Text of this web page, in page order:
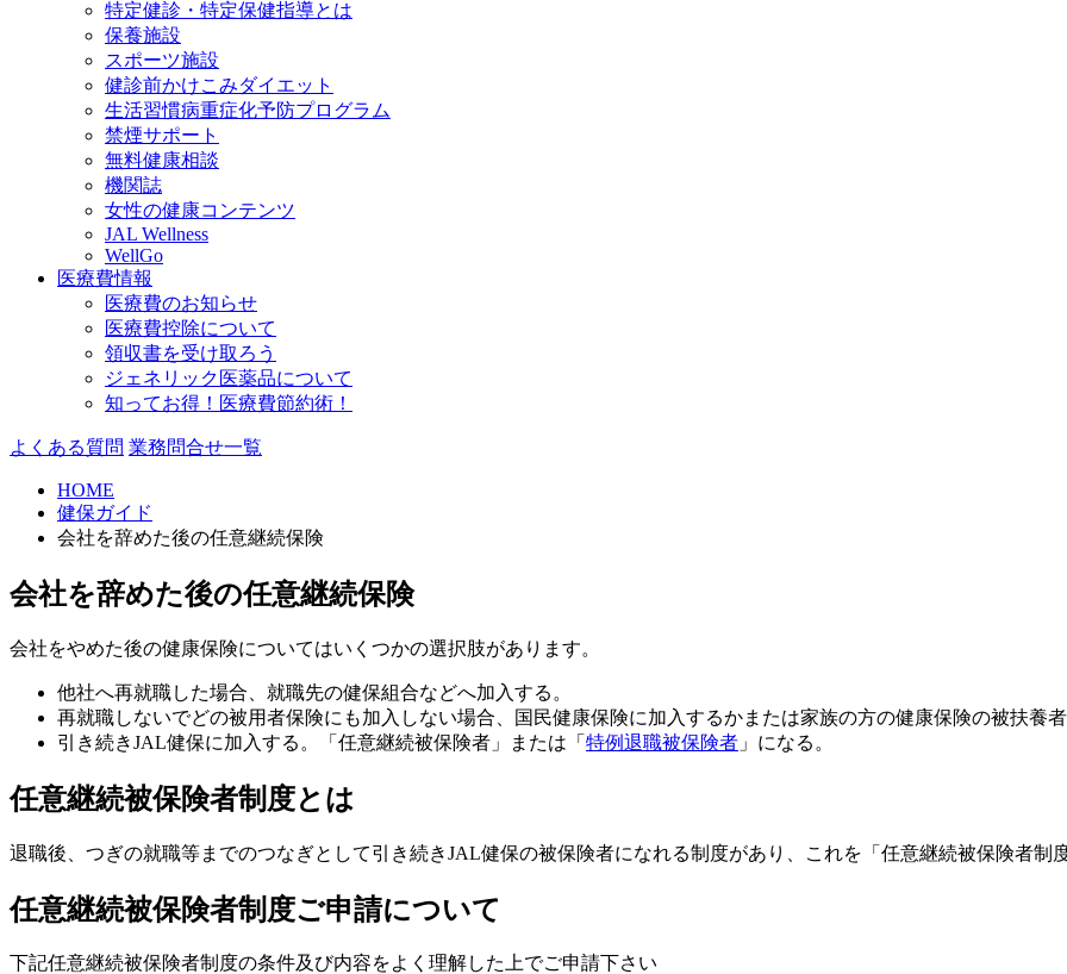
特定健診・特定保健指導とは
保養施設
スポーツ施設
健診前かけこみダイエット
生活習慣病重症化予防プログラム
禁煙サポート
無料健康相談
機関誌
女性の健康コンテンツ
JAL Wellness
WellGo
医療費情報
医療費のお知らせ
医療費控除について
領収書を受け取ろう
ジェネリック医薬品について
知ってお得！医療費節約術！
よくある質問 業務問合せ一覧
HOME
健保ガイド
会社を辞めた後の任意継続保険
会社を辞めた後の任意継続保険
会社をやめた後の健康保険についてはいくつかの選択肢があります。
他社へ再就職した場合、就職先の健保組合などへ加入する。
再就職しないでどの被用者保険にも加入しない場合、国民健康保険に加入するかまたは家族の方の健康保険の被扶養者
引き続きJAL健保に加入する。「任意継続被保険者」または「 特例退職被保険者 」になる。
任意継続被保険者制度とは
退職後、つぎの就職等までのつなぎとして引き続きJAL健保の被保険者になれる制度があり、これを「任意継続被保険者制
任意継続被保険者制度ご申請について
下記任意継続被保険者制度の条件及び内容をよく理解した上でご申請下さい